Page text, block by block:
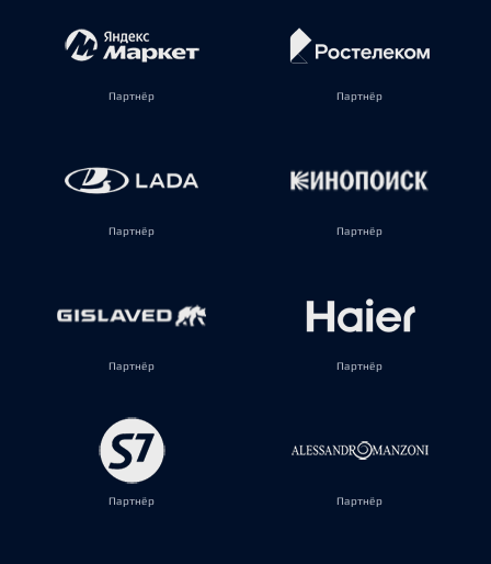
Партнёр Партнёр
Партнёр Партнёр
Партнёр Партнёр
Партнёр Партнёр